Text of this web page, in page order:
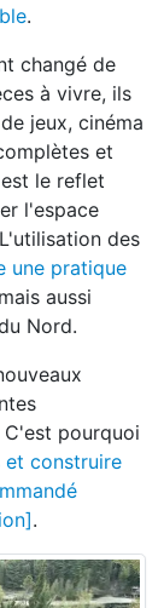
.
changé de
à vivre, ils
jeux, cinéma
et
le reflet
l'espace
des
une pratique
aussi
Nord.
pourquoi
et construire
.